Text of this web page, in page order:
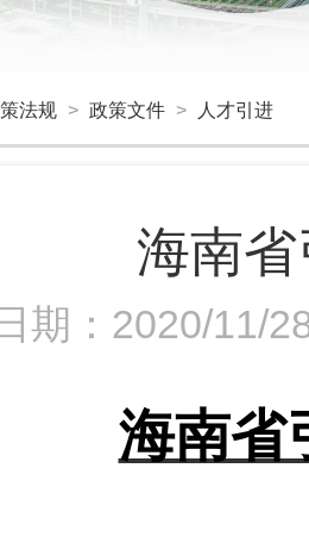
法规 > 政策文件 > 人才引进
海南
期：2020/11/
海南省